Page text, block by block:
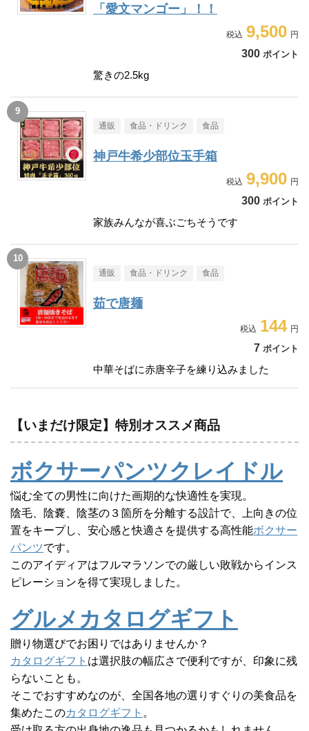
「愛文マンゴー」！！
9,500
300 ポイント
驚きの2.5kg
通販 食品・ドリンク 食品
神戸牛希少部位玉手箱
9,900
300 ポイント
家族みんなが喜ぶごちそうです
通販 食品・ドリンク 食品
茹で唐麺
144
7 ポイント
中華そばに赤唐辛子を練り込みました
【いまだけ限定】特別オススメ商品
ボクサーパンツクレイドル
悩む全ての男性に向けた画期的な快適性を実現。
陰毛、陰嚢、陰茎の３箇所を分離する設計で、上向きの位
置をキープし、安心感と快適さを提供する高性能ボクサー
パンツです。
このアイディアはフルマラソンでの厳しい敗戦からインス
ピレーションを得て実現しました。
グルメカタログギフト
贈り物選びでお困りではありませんか？
カタログギフト は選択肢の幅広さで便利ですが、印象に残
らないことも。
そこでおすすめなのが、全国各地の選りすぐりの美食品を
集めたこのカタログギフト 。